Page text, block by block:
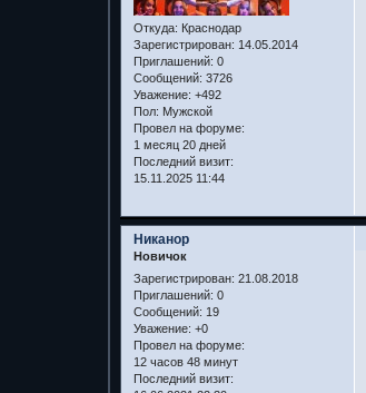
Откуда: Краснодар
Зарегистрирован: 14.05.2014
Приглашений: 0
Сообщений: 3726
Уважение: +492
Пол: Мужской
Провел на форуме:
1 месяц 20 дней
Последний визит:
15.11.2025 11:44
Никанор
Новичок
Зарегистрирован: 21.08.2018
Приглашений: 0
Сообщений: 19
Уважение: +0
Провел на форуме:
12 часов 48 минут
Последний визит: